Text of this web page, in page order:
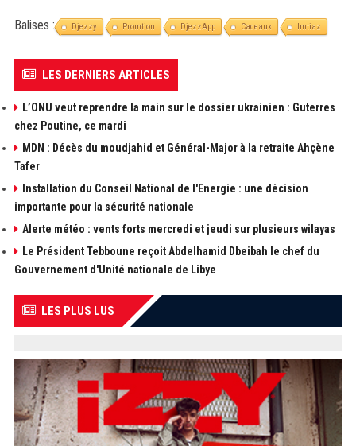
Balises : Djezzy Promtion DjezzApp Cadeaux Imtiaz
LES DERNIERS ARTICLES
L’ONU veut reprendre la main sur le dossier ukrainien : Guterres
chez Poutine, ce mardi
MDN : Décès du moudjahid et Général-Major à la retraite Ahçène
Tafer
Installation du Conseil National de l'Energie : une décision
importante pour la sécurité nationale
Alerte météo : vents forts mercredi et jeudi sur plusieurs wilayas
Le Président Tebboune reçoit Abdelhamid Dbeibah le chef du
Gouvernement d'Unité nationale de Libye
LES PLUS LUS